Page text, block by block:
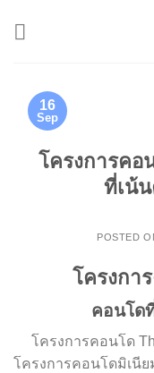
16
Sep
โครงการคอ
ที่เน้
POSTED
โครงกา
คอนโด
โครงการคอนโด
โครงการคอนโดมิเนีย